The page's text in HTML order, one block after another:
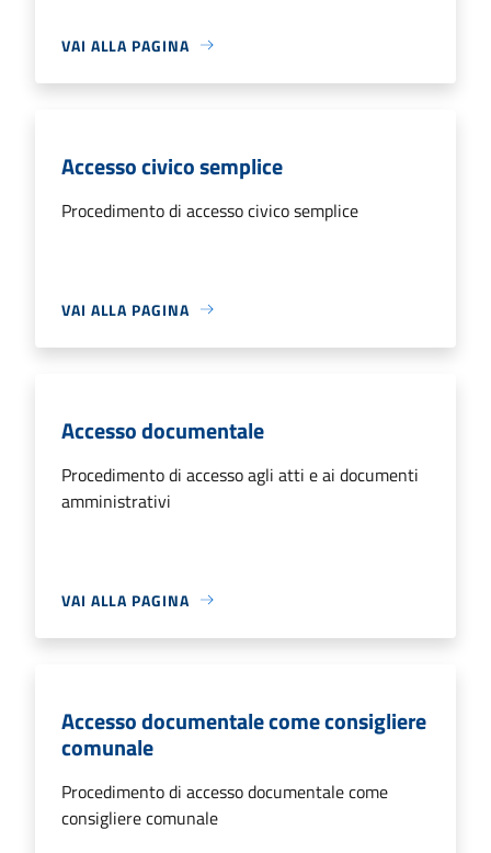
VAI ALLA PAGINA
Accesso civico semplice
Procedimento di accesso civico semplice
VAI ALLA PAGINA
Accesso documentale
Procedimento di accesso agli atti e ai documenti
amministrativi
VAI ALLA PAGINA
Accesso documentale come consigliere
comunale
Procedimento di accesso documentale come
consigliere comunale